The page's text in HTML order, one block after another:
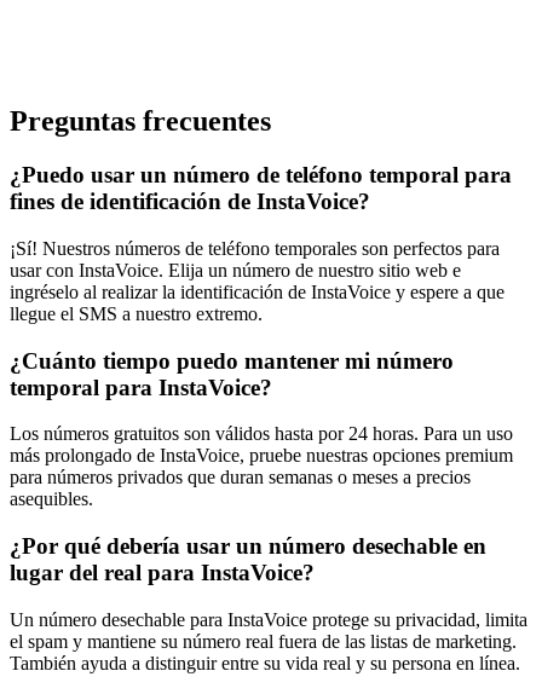
Preguntas frecuentes
¿Puedo usar un número de teléfono temporal para
fines de identificación de InstaVoice?
¡Sí! Nuestros números de teléfono temporales son perfectos para
usar con InstaVoice. Elija un número de nuestro sitio web e
ingréselo al realizar la identificación de InstaVoice y espere a que
llegue el SMS a nuestro extremo.
¿Cuánto tiempo puedo mantener mi número
temporal para InstaVoice?
Los números gratuitos son válidos hasta por 24 horas. Para un uso
más prolongado de InstaVoice, pruebe nuestras opciones premium
para números privados que duran semanas o meses a precios
asequibles.
¿Por qué debería usar un número desechable en
lugar del real para InstaVoice?
Un número desechable para InstaVoice protege su privacidad, limita
el spam y mantiene su número real fuera de las listas de marketing.
También ayuda a distinguir entre su vida real y su persona en línea.